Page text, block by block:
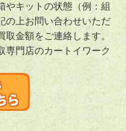
やキットの状態（例：組
の上お問い合わせいただ
金額をご連絡します。
専門店のカートイワーク